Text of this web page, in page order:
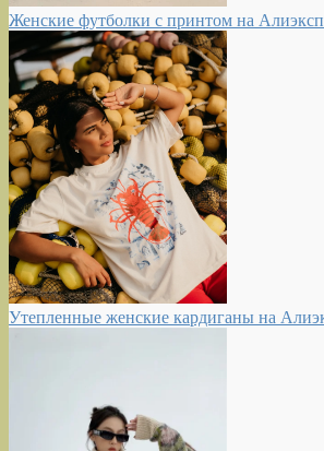
Женские футболки с принтом на
Утепленные женские кардиганы на